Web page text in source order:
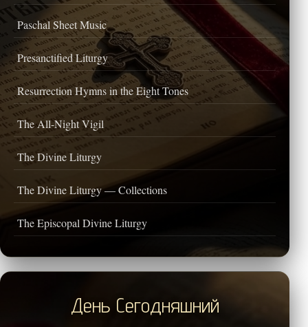
Paschal Sheet Music
Presanctified Liturgy
Resurrection Hymns in the Eight Tones
The All-Night Vigil
The Divine Liturgy
The Divine Liturgy — Collections
The Episcopal Divine Liturgy
День Сегодняшний